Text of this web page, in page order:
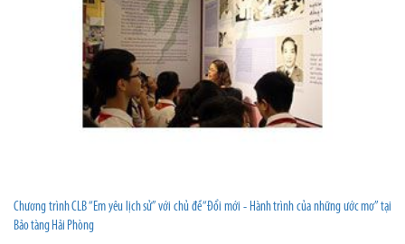
Chương trình CLB “Em yêu lịch sử” với chủ đề “Đổi mới - Hành trình của những ước mơ” tại
Bảo tàng Hải Phòng